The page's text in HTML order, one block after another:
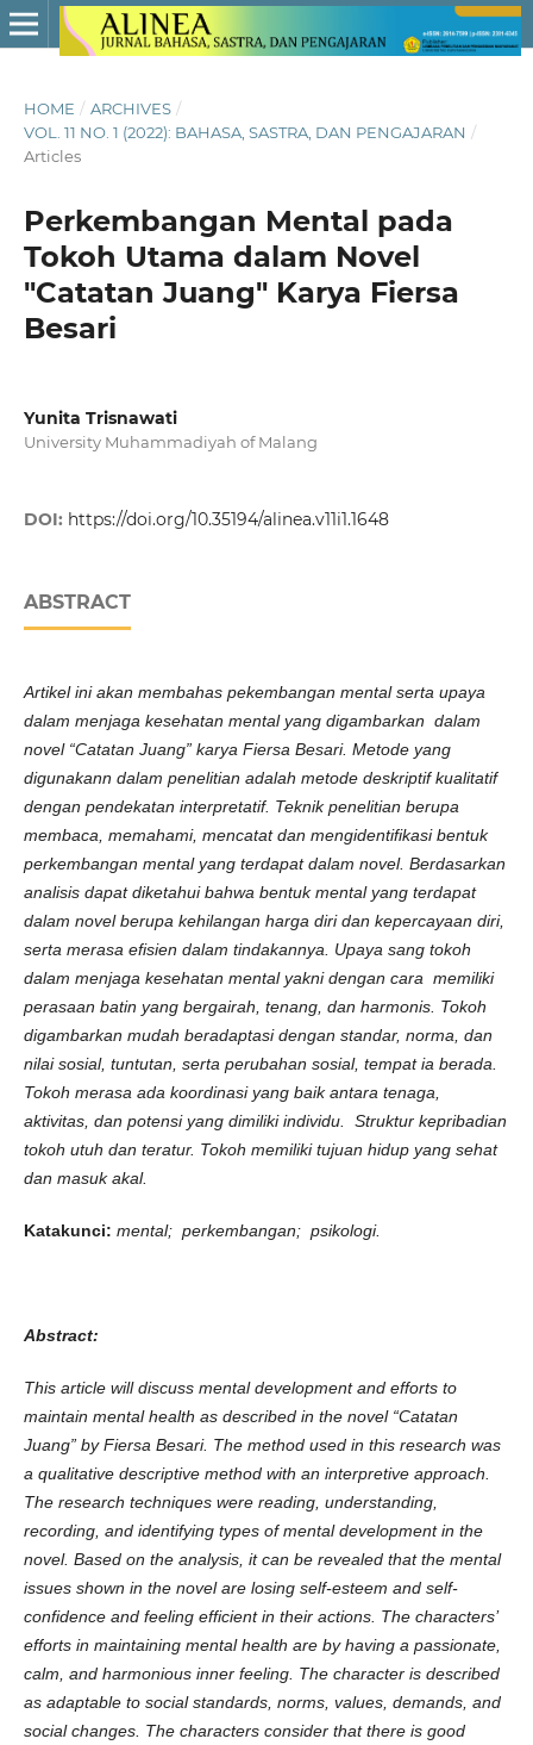
HOME / ARCHIVES /
VOL. 11 NO. 1 (2022): BAHASA, SASTRA, DAN PENGAJARAN /
Articles
Perkembangan Mental pada
Tokoh Utama dalam Novel
"Catatan Juang" Karya Fiersa
Besari
Yunita Trisnawati
University Muhammadiyah of Malang
DOI: https://doi.org/10.35194/alinea.v11i1.1648
ABSTRACT
Artikel ini akan membahas pekembangan mental serta upaya
dalam menjaga kesehatan mental yang digambarkan dalam
novel “Catatan Juang” karya Fiersa Besari. Metode yang
digunakann dalam penelitian adalah metode deskriptif kualitatif
dengan pendekatan interpretatif. Teknik penelitian berupa
membaca, memahami, mencatat dan mengidentifikasi bentuk
perkembangan mental yang terdapat dalam novel. Berdasarkan
analisis dapat diketahui bahwa bentuk mental yang terdapat
dalam novel berupa kehilangan harga diri dan kepercayaan diri,
serta merasa efisien dalam tindakannya. Upaya sang tokoh
dalam menjaga kesehatan mental yakni dengan cara memiliki
perasaan batin yang bergairah, tenang, dan harmonis. Tokoh
digambarkan mudah beradaptasi dengan standar, norma, dan
nilai sosial, tuntutan, serta perubahan sosial, tempat ia berada.
Tokoh merasa ada koordinasi yang baik antara tenaga,
aktivitas, dan potensi yang dimiliki individu. Struktur kepribadian
tokoh utuh dan teratur. Tokoh memiliki tujuan hidup yang sehat
dan masuk akal.
Katakunci: mental; perkembangan; psikologi.
Abstract:
This article will discuss mental development and efforts to
maintain mental health as described in the novel “Catatan
Juang” by Fiersa Besari. The method used in this research was
a qualitative descriptive method with an interpretive approach.
The research techniques were reading, understanding,
recording, and identifying types of mental development in the
novel. Based on the analysis, it can be revealed that the mental
issues shown in the novel are losing self-esteem and self-
confidence and feeling efficient in their actions. The characters’
efforts in maintaining mental health are by having a passionate,
calm, and harmonious inner feeling. The character is described
as adaptable to social standards, norms, values, demands, and
social changes. The characters consider that there is good